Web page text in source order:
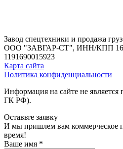
Завод спецтехники и продажа
ООО "ЗАВГАР-СТ", ИНН/КПП
1191690015923
Карта сайта
Политика конфиденциальности
Информация на сайте не является
ГК РФ).
Оставьте заявку
И мы пришлем вам коммерческое
время!
Ваше имя *